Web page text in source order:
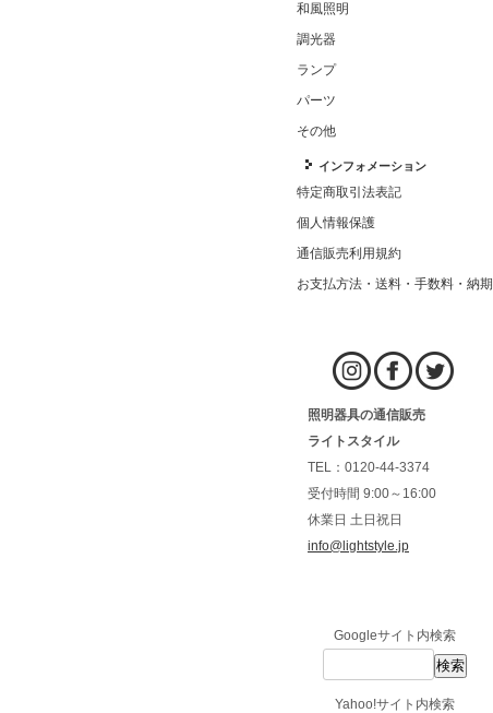
和風照明
調光器
ランプ
パーツ
その他
インフォメーション
特定商取引法表記
個人情報保護
通信販売利用規約
お支払方法・送料・手数料・納期
照明器具の通信販売
ライトスタイル
TEL：0120-44-3374
受付時間 9:00～16:00
休業日 土日祝日
info@lightstyle.jp
Googleサイト内検索
Yahoo!サイト内検索